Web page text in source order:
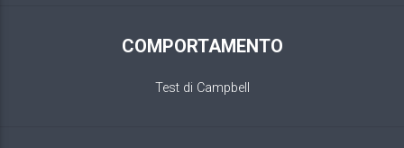
COMPORTAMENTO
Test di Campbell